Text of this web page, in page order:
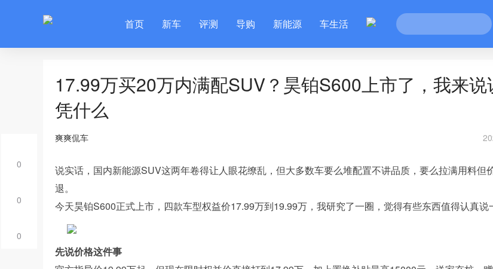
首页 新车 评测 导购 新能源 车生活
0
0
0
17.99万买20万内满配SUV？昊铂S600上市了，我来说
凭什么
爽爽侃车
说实话，国内新能源SUV这两年卷得让人眼花缭乱，但大多数车要么堆配置不讲品质，要么拉满用料但
退。
今天昊铂S600正式上市，四款车型权益价17.99万到19.99万，我研究了一圈，觉得有些东西值得认真说
先说价格这件事